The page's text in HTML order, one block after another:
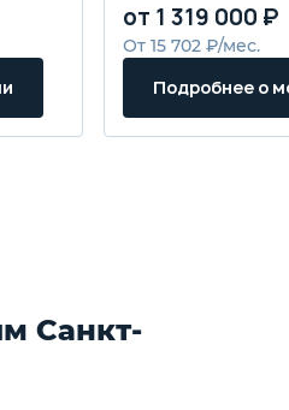
и
защемления
Система
доступа
от 1 319 000 ₽
От 15 702 ₽/мес.
Подробнее о
Санкт-